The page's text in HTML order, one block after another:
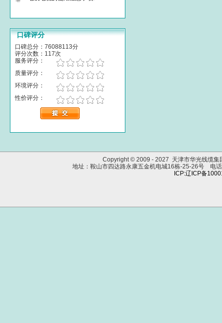
口碑评分
口碑总分：76088113分
评分次数：117次
服务评分：
质量评分：
环境评分：
性价评分：
Copyright © 2009 - 2027 天津市华光线缆
地址：鞍山市四达路永康五金机电城16栋-25-26号
ICP:辽ICP备